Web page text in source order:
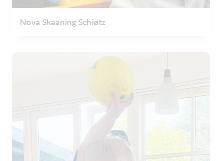
Nova Skaaning Schiøtz